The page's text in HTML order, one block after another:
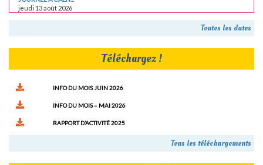
jeudi 13 août 2026
Toutes les dates
Téléchargez !
INFO DU MOIS JUIN 2026
INFO DU MOIS – MAI 2026
RAPPORT D’ACTIVITÉ 2025
Tous les téléchargements